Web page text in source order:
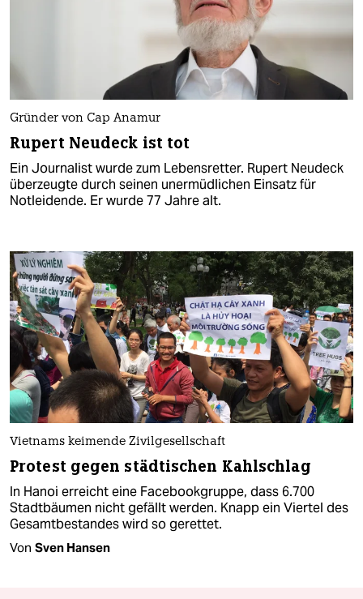
Gründer von Cap Anamur
Rupert Neudeck ist tot
Ein Journalist wurde zum Lebensretter. Rupert Neudeck
überzeugte durch seinen unermüdlichen Einsatz für
Notleidende. Er wurde 77 Jahre alt.
Vietnams keimende Zivilgesellschaft
Protest gegen städtischen Kahlschlag
In Hanoi erreicht eine Facebookgruppe, dass 6.700
Stadtbäumen nicht gefällt werden. Knapp ein Viertel des
Gesamtbestandes wird so gerettet.
Von Sven Hansen